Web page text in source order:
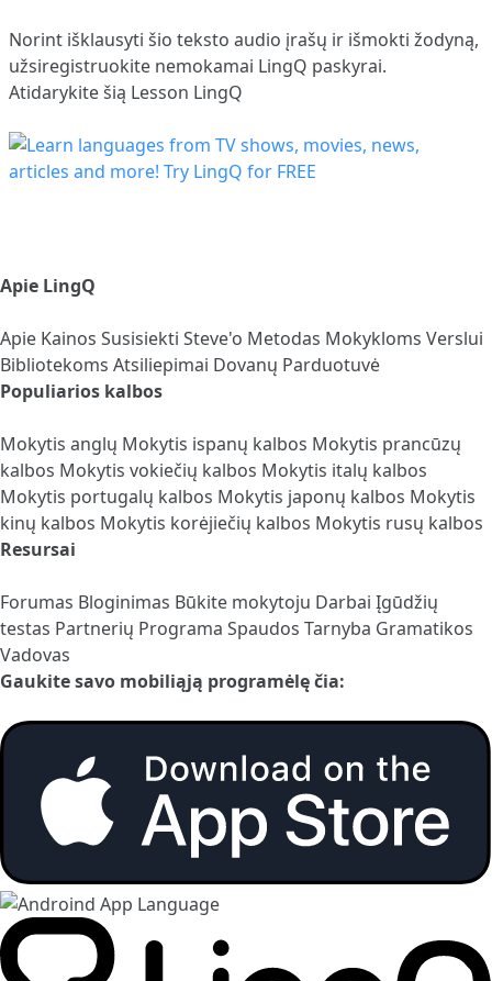
Norint išklausyti šio teksto audio įrašų ir išmokti žodyną,
užsiregistruokite nemokamai LingQ paskyrai.
Atidarykite šią Lesson LingQ
Apie LingQ
Apie Kainos Susisiekti Steve'o Metodas Mokykloms Verslui
Bibliotekoms Atsiliepimai Dovanų Parduotuvė
Populiarios kalbos
Mokytis anglų Mokytis ispanų kalbos Mokytis prancūzų
kalbos Mokytis vokiečių kalbos Mokytis italų kalbos
Mokytis portugalų kalbos Mokytis japonų kalbos Mokytis
kinų kalbos Mokytis korėjiečių kalbos Mokytis rusų kalbos
Resursai
Forumas Bloginimas Būkite mokytoju Darbai Įgūdžių
testas Partnerių Programa Spaudos Tarnyba Gramatikos
Vadovas
Gaukite savo mobiliąją programėlę čia: